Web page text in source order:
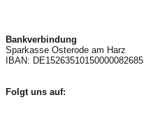
Bankverbindung
Sparkasse Osterode am Harz
IBAN: DE15263510150000082685
Folgt uns auf: